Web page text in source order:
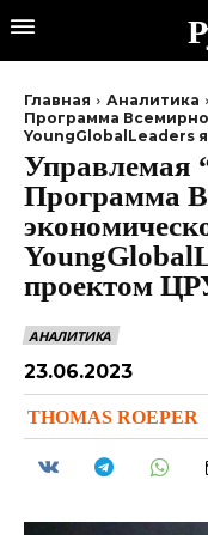
Главная Аналитика
Программа
YoungGlobalLeaders
Управлемая
Программа
проектом
АНАЛИТИКА
23.06.2023
THOMAS ROEPER